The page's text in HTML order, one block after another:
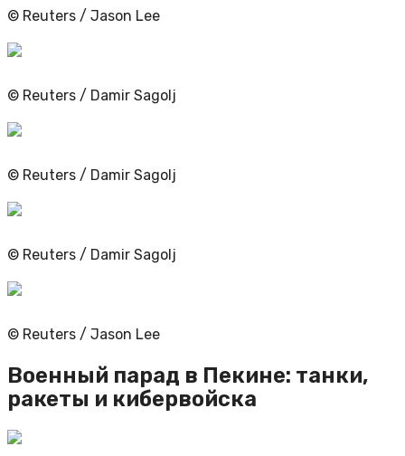
© Reuters / Jason Lee
© Reuters / Damir Sagolj
© Reuters / Damir Sagolj
© Reuters / Damir Sagolj
© Reuters / Jason Lee
Военный парад в Пекине: танки,
ракеты и кибервойска